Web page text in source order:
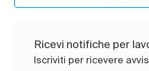
Ricevi notifiche per
Iscriviti per ricevere